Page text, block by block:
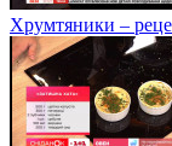
Хрумтяники –